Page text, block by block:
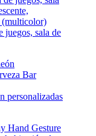
juegos, sala de
personalizadas